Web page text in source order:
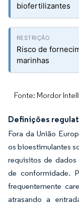
biofertilizantes
Risco de
marinhas
Fonte: Mordor
Definições
Fora da União
os bioestimulantes
requisitos de
de conformidade.
frequentemente
atrasando a